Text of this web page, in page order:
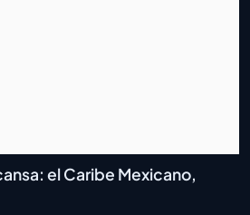
el Caribe Mexicano,